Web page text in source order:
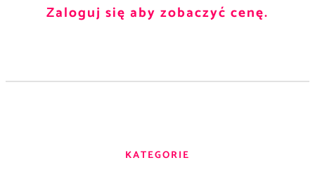
Zaloguj się aby zobaczyć cenę.
KATEGORIE